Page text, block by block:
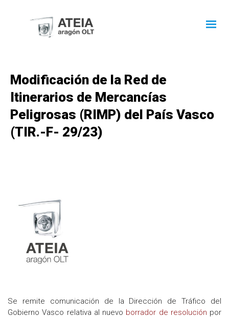
Modificación de la Red de
Itinerarios de Mercancías
Peligrosas (RIMP) del País Vasco
(TIR.-F- 29/23)
Se remite comunicación de la Dirección de Tráfico del
Gobierno Vasco relativa al nuevo borrador de resolución por